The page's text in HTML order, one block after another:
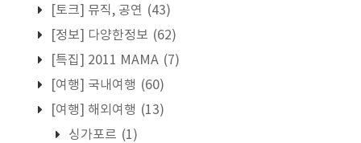
[토크] 뮤직, 공연 (43)
[정보] 다양한정보 (62)
[특집] 2011 MAMA (7)
[여행] 국내여행 (60)
[여행] 해외여행 (13)
싱가포르 (1)